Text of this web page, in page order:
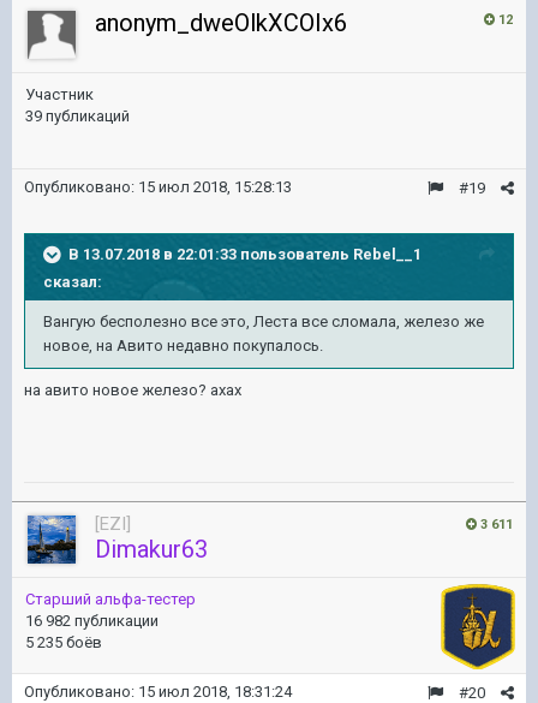
12
anonym_dweOlkXCOIx6
Участник
39 публикаций
#19
Опубликовано: 15 июл 2018, 15:28:13
В 13.07.2018 в 22:01:33 пользователь Rebel__1
сказал:
Вангую бесполезно все это, Леста все сломала, железо же
новое, на Авито недавно покупалось.
на авито новое железо? ахах
3 611
[EZI]
Dimakur63
Старший альфа-тестер
16 982 публикации
5 235 боёв
#20
Опубликовано: 15 июл 2018, 18:31:24